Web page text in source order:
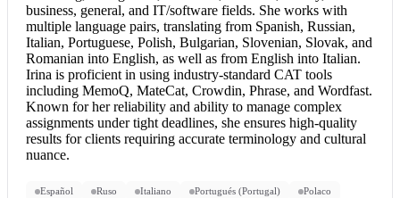
business, general, and IT/software fields. She works with
multiple language pairs, translating from Spanish, Russian,
Italian, Portuguese, Polish, Bulgarian, Slovenian, Slovak, and
Romanian into English, as well as from English into Italian.
Irina is proficient in using industry-standard CAT tools
including MemoQ, MateCat, Crowdin, Phrase, and Wordfast.
Known for her reliability and ability to manage complex
assignments under tight deadlines, she ensures high-quality
results for clients requiring accurate terminology and cultural
nuance.
Español Ruso Italiano Portugués (Portugal)
Polaco